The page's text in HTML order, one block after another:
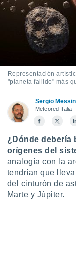
coste.
todas
ya sean
nuestros
y análisis
en
como
perfil
y
en
más
Y
CONTINUAR
CONFIGURACIÓN
Representación
"planeta fallido" más
Sergio
Meteored Italia
¿Dónde debería
orígenes del
analogía con la
tendrían que
del cinturón de
Marte y Júpiter.